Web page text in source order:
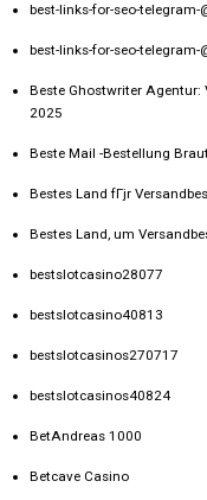
best-links-for-seo-telegram-
best-links-for-seo-telegram-
Beste Ghostwriter
2025
Beste Mail -Bestellung
Bestes Land fГјr
Bestes Land, um
bestslotcasino28077
bestslotcasino40813
bestslotcasinos270717
bestslotcasinos40824
BetAndreas 1000
Betcave Casino